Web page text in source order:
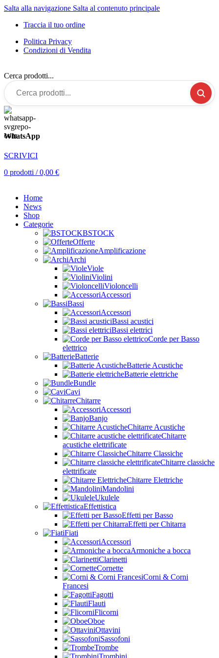
Salta alla navigazione Salta al contenuto principale
Traccia il tuo ordine
Politica Privacy
Condizioni di Vendita
Cerca prodotti...
WhatsApp
SCRIVICI
0 prodotti / 0,00 €
Home
News
Shop
Categorie
BSTOCK
Offerte
Amplificazione
Archi
Viole
Violini
Violoncelli
Accessori
Bassi
Accessori
Bassi acustici
Bassi elettrici
Corde per Basso
elettrico
Batterie
Batterie Acustiche
Batterie elettriche
Bundle
Cavi
Chitarre
Accessori
Banjo
Chitarre Acustiche
Chitarre
acustiche elettrificate
Chitarre Classiche
Chitarre classiche
elettrificate
Chitarre Elettriche
Mandolini
Ukulele
Effettistica
Effetti per Basso
Effetti per Chitarra
Fiati
Accessori
Armoniche a bocca
Clarinetti
Cornette
Corni & Corni
Francesi
Fagotti
Flauti
Flicorni
Oboe
Ottavini
Sassofoni
Trombe
Trombini